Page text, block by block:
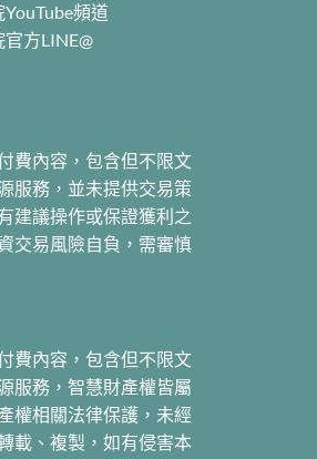
頻道
方LINE@
費內容，包含但不限文
服務，並未提供交易策
建議操作或保證獲利之
交易風險自負，需審慎
費內容，包含但不限文
服務，智慧財產權皆屬
權相關法律保護，未經
載、複製，如有侵害本